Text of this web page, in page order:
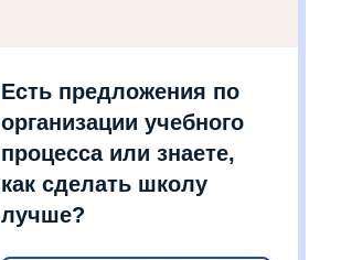
Есть предложения по
организации учебного
процесса или знаете,
как сделать школу
лучше?